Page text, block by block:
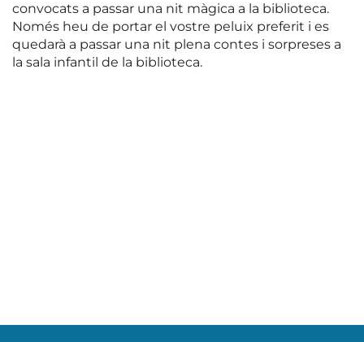
convocats a passar una nit màgica a la biblioteca.
Només heu de portar el vostre peluix preferit i es
quedarà a passar una nit plena contes i sorpreses a
la sala infantil de la biblioteca.